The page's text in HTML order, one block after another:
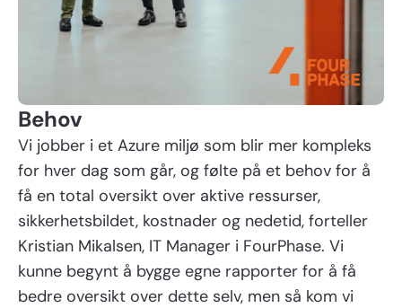
Behov
Vi jobber i et Azure miljø som blir mer kompleks
for hver dag som går, og følte på et behov for å
få en total oversikt over aktive ressurser,
sikkerhetsbildet, kostnader og nedetid, forteller
Kristian Mikalsen, IT Manager i FourPhase. Vi
kunne begynt å bygge egne rapporter for å få
bedre oversikt over dette selv, men så kom vi